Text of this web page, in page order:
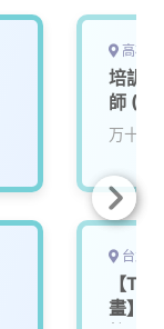
高雄
培訓
師
AI
万十科
台北
【
畫】